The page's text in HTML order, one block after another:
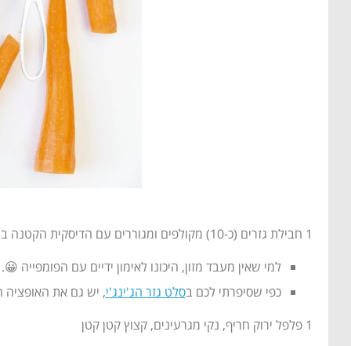
1 חבילת גזרים (כ-10) מקולפים ומגוררים עם הדיסקית הקטנה במעבד מזון
למי שאין מעבד מזון, היכונו לאימון ידיים עם הפומפייה 😀.
כפי שסיפרתי לכם בסלט גזר הג'ינג'י, יש גם את האופציה
1 פלפל ירוק חריף, נקי מגרעינים, קצוץ קטן קטן